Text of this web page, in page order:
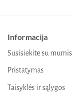
Informacija
Susisiekite su mumis
Pristatymas
Taisyklės ir sąlygos